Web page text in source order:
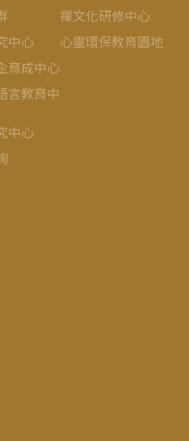
中心
育成中心
言教育中
中心
禪文化研修中心
心靈環保教育園地